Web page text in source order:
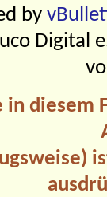
by
Digital
in